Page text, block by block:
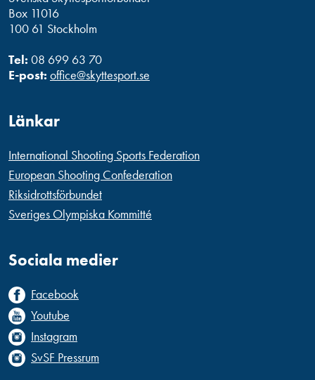
Box 11016
100 61 Stockholm
Tel: 08 699 63 70
E-post: office@skyttesport.se
Länkar
International Shooting Sports Federation
European Shooting Confederation
Riksidrottsförbundet
Sveriges Olympiska Kommitté
Sociala medier
Facebook
Youtube
Instagram
SvSF Pressrum